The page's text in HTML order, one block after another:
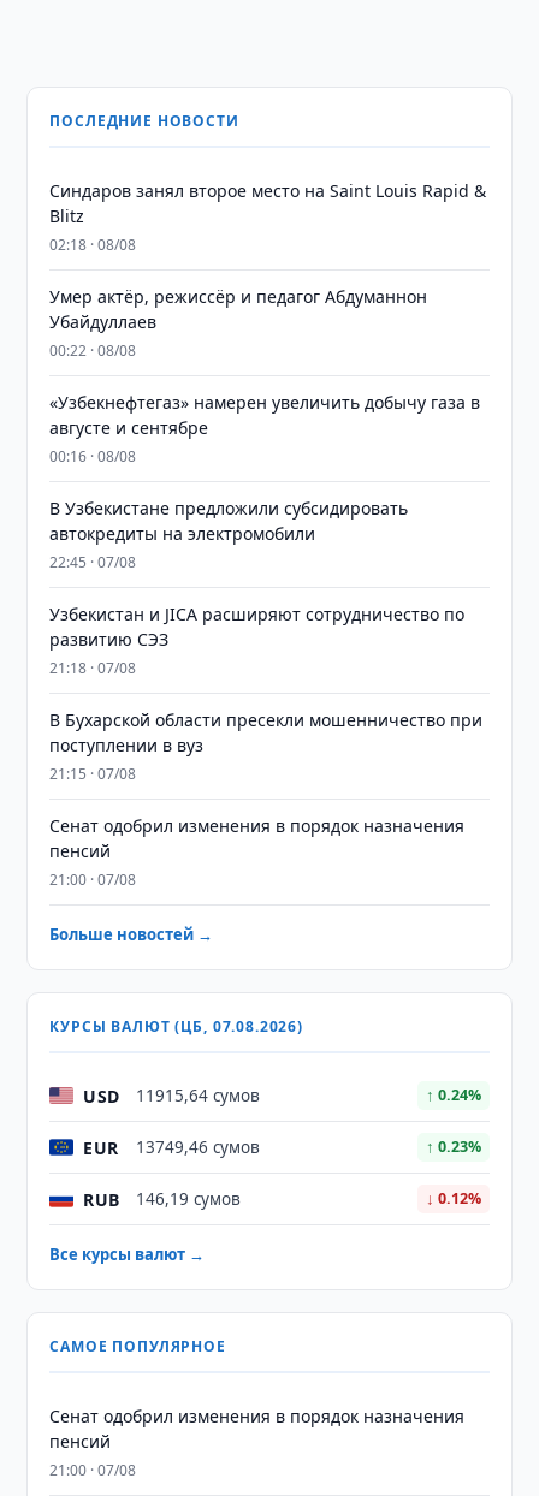
ПОСЛЕДНИЕ НОВОСТИ
Синдаров занял второе место на Saint Louis Rapid &
Blitz
02:18 · 08/08
Умер актёр, режиссёр и педагог Абдуманнон
Убайдуллаев
00:22 · 08/08
«Узбекнефтегаз» намерен увеличить добычу газа в
августе и сентябре
00:16 · 08/08
В Узбекистане предложили субсидировать
автокредиты на электромобили
22:45 · 07/08
Узбекистан и JICA расширяют сотрудничество по
развитию СЭЗ
21:18 · 07/08
В Бухарской области пресекли мошенничество при
поступлении в вуз
21:15 · 07/08
Сенат одобрил изменения в порядок назначения
пенсий
21:00 · 07/08
Больше новостей →
КУРСЫ ВАЛЮТ (ЦБ, 07.08.2026)
USD 11915,64 сумов ↑ 0.24%
EUR 13749,46 сумов ↑ 0.23%
RUB 146,19 сумов ↓ 0.12%
Все курсы валют →
САМОЕ ПОПУЛЯРНОЕ
Сенат одобрил изменения в порядок назначения
пенсий
21:00 · 07/08